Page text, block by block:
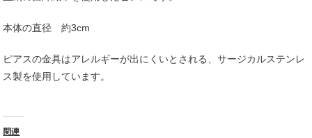
本体の直径 約3cm
ピアスの金具はアレルギーが出にくいとされる、サージカルステンレ
ス製を使用しています。
関連